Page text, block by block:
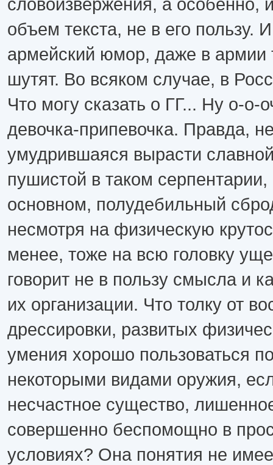
объем текста, не в его пользу.
армейский юмор, даже в армии
шутят. Во всяком случае, в
Что могу сказать о ГГ... Ну о-о-
девочка-припевочка. Правда,
умудрившаяся вырасти
пушистой в таком серпентарии,
основном, полудебильный
несмотря на физическую
менее, тоже на всю головку
говорит не в пользу смысла и
их организации. Что толку от
дрессировки, развитых
умения хорошо пользоваться
некоторыми видами оружия,
несчастное существо,
совершенно беспомощно в
условиях? Она понятия не